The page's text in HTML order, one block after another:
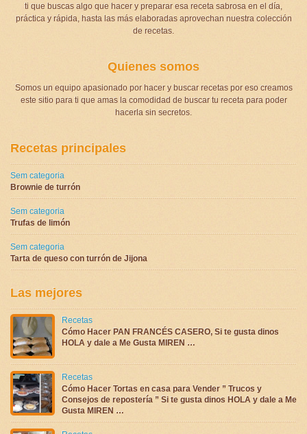
ti que buscas algo que hacer y preparar esa receta sabrosa en el día,
práctica y rápida, hasta las más elaboradas aprovechan nuestra colección
de recetas.
Quienes somos
Somos un equipo apasionado por hacer y buscar recetas por eso creamos
este sitio para ti que amas la comodidad de buscar tu receta para poder
hacerla sin secretos.
Recetas principales
Sem categoria
Brownie de turrón
Sem categoria
Trufas de limón
Sem categoria
Tarta de queso con turrón de Jijona
Las mejores
Recetas
Cómo Hacer PAN FRANCÉS CASERO, Si te gusta dinos
HOLA y dale a Me Gusta MIREN …
Recetas
Cómo Hacer Tortas en casa para Vender ” Trucos y
Consejos de repostería ” Si te gusta dinos HOLA y dale a Me
Gusta MIREN …